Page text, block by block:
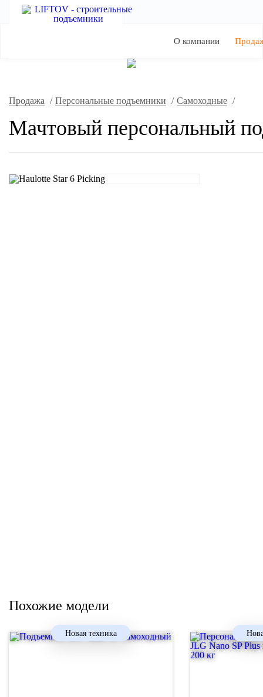
О компании
Продажа / Персональные подъемники / Самоходные /
Мачтовый персональный
Похожие модели
Новая техника